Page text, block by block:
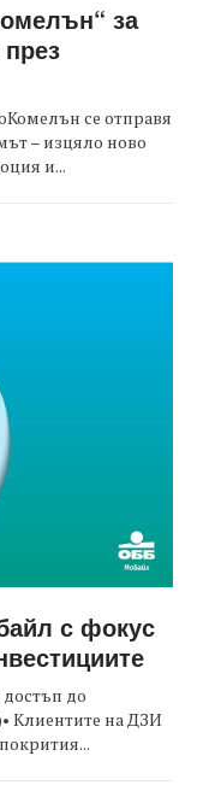
за
се отправя
– изцяло ново
и...
с фокус
до
Клиентите на ДЗИ